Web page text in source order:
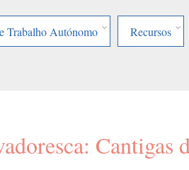
Trabalho Autónomo Recursos
Cantigas